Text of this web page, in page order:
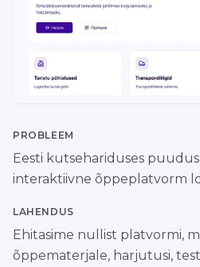
PROBLEEM
Eesti kutsehariduses
interaktiivne õppeplatvorm
LAHENDUS
Ehitasime nullist platvormi,
õppematerjale, harjutusi,